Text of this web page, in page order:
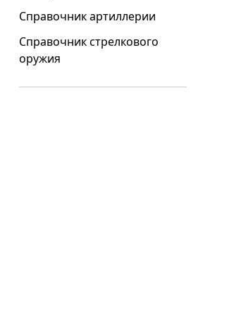
Справочник артиллерии
Справочник стрелкового
оружия